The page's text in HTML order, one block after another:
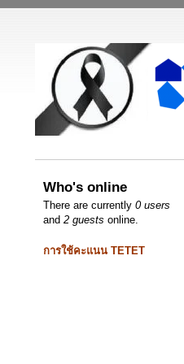
Who's online
There are currently0 users
and2 guests online.
การใช้คะแนน TETET